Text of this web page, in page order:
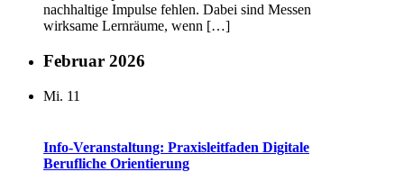
nachhaltige Impulse fehlen. Dabei sind Messen
wirksame Lernräume, wenn […]
Februar 2026
Mi. 11
Info-Veranstaltung: Praxisleitfaden Digitale
Berufliche Orientierung